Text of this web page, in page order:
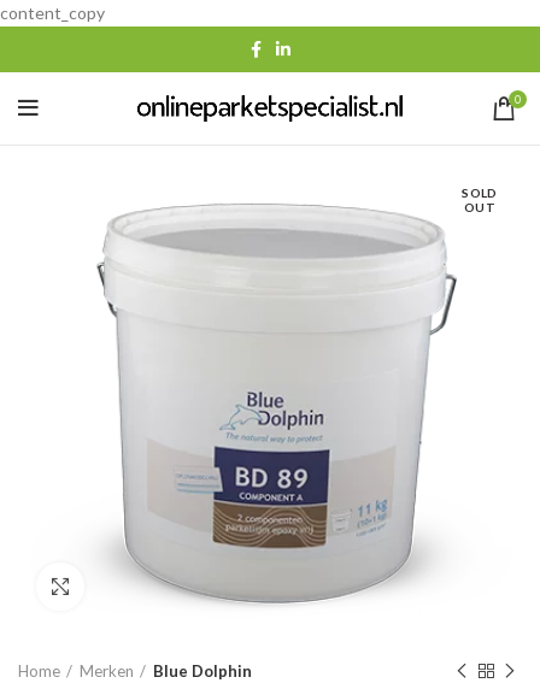
content_copy
0
SOLD
OUT
Click to enlarge
Home Merken Blue Dolphin